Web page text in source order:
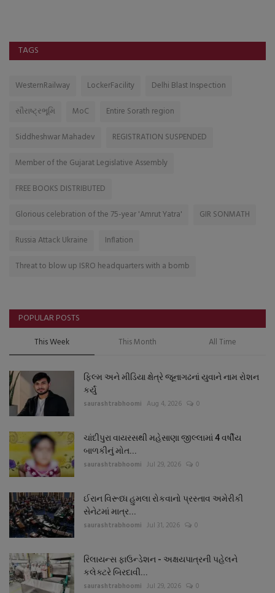
TAGS
WesternRailway LockerFacility
Delhi Blast Inspection
સૌરાષ્ટ્રભૂમિ
MoC
Entire Sorath region
Siddheshwar Mahadev
REGISTRATION SUSPENDED
Member of the Gujarat Legislative Assembly
FREE BOOKS DISTRIBUTED
Glorious celebration of the 75-year 'Amrut Yatra'
GIR SONMATH
Russia Attack Ukraine
Inflation
Threat to blow up ISRO headquarters with a bomb
POPULAR POSTS
This Week This Month All Time
ફિલ્મ અને મીડિયા ક્ષેત્રે જૂનાગઢનાં યુવાને નામ રોશન
કર્યું
saurashtrabhoomi Aug 4, 2026 0
ચાંદીપુરા વાયરસથી મહેસાણા જીલ્લામાં 4 વર્ષીય
બાળકીનું મોત...
saurashtrabhoomi Jul 29, 2026 0
ઈરાન વિરૂધ્ધ હુમલા રોકવાનો પ્રસ્તાવ અમેરીકી
સેનેટમાં માત્ર...
saurashtrabhoomi Jul 31, 2026 0
રિલાયન્સ ફાઉન્ડેશન - અક્ષયપાત્રની પહેલને
કલેક્ટરે બિરદાવી...
saurashtrabhoomi Jul 29, 2026 0